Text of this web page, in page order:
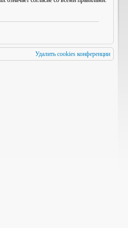
Удалить cookies конференции